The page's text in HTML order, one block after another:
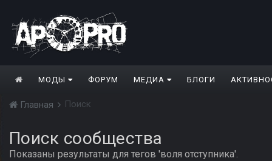
МОДЫ ФОРУМ МЕДИА БЛОГИ
Главная Поиск
Поиск сообщества
Показаны результаты для тегов 'воля отступника'.